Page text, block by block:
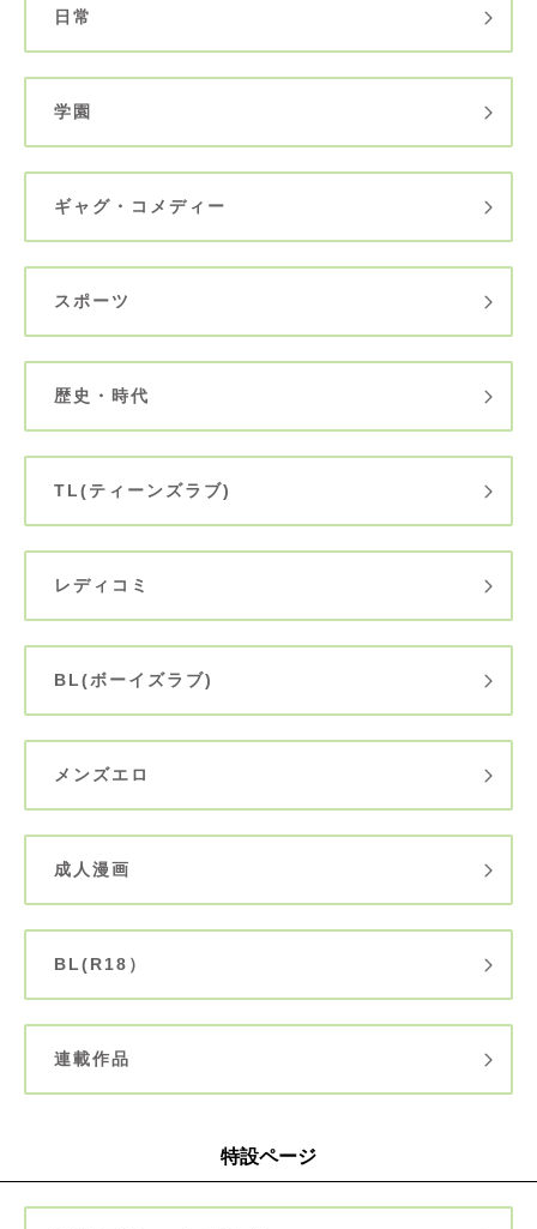
日常
学園
ギャグ・コメディー
スポーツ
歴史・時代
TL(ティーンズラブ)
レディコミ
BL(ボーイズラブ)
メンズエロ
成人漫画
BL(R18）
連載作品
特設ページ